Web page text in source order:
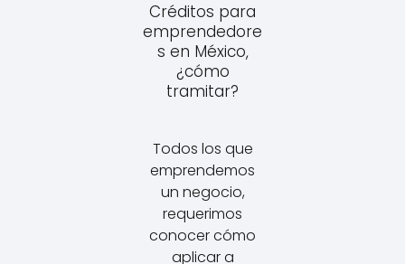
Créditos para
emprendedore
s en México,
¿cómo
tramitar?
Todos los que
emprendemos
un negocio,
requerimos
conocer cómo
aplicar a